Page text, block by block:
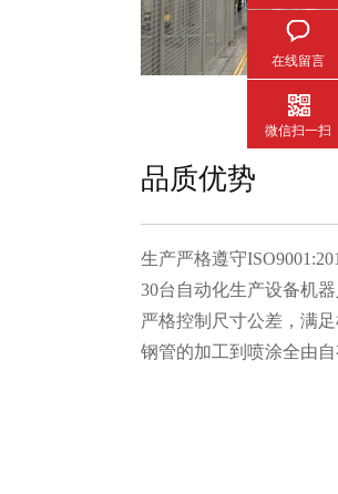
品质优势
生产严格遵守
30台自动化生产设备机器人
严格控制尺寸公差，满足
钢管的加工到喷涂全由自
在线留言
微信扫一扫